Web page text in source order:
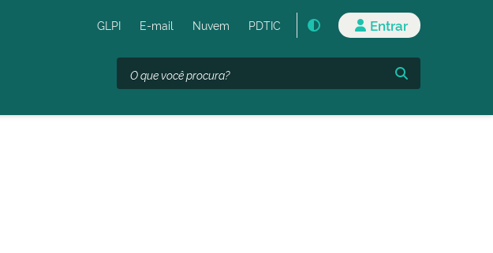
GLPI E-mail Nuvem PDTIC Entrar